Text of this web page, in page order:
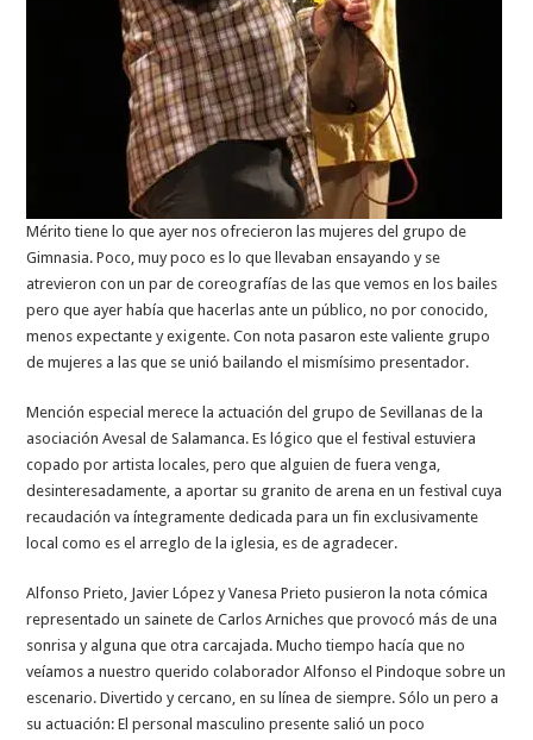
Mérito tiene lo que ayer nos ofrecieron las mujeres del grupo de
Gimnasia. Poco, muy poco es lo que llevaban ensayando y se
atrevieron con un par de coreografías de las que vemos en los bailes
pero que ayer había que hacerlas ante un público, no por conocido,
menos expectante y exigente. Con nota pasaron este valiente grupo
de mujeres a las que se unió bailando el mismísimo presentador.
Mención especial merece la actuación del grupo de Sevillanas de la
asociación Avesal de Salamanca. Es lógico que el festival estuviera
copado por artista locales, pero que alguien de fuera venga,
desinteresadamente, a aportar su granito de arena en un festival cuya
recaudación va íntegramente dedicada para un fin exclusivamente
local como es el arreglo de la iglesia, es de agradecer.
Alfonso Prieto, Javier López y Vanesa Prieto pusieron la nota cómica
representado un sainete de Carlos Arniches que provocó más de una
sonrisa y alguna que otra carcajada. Mucho tiempo hacía que no
veíamos a nuestro querido colaborador Alfonso el Pindoque sobre un
escenario. Divertido y cercano, en su línea de siempre. Sólo un pero a
su actuación: El personal masculino presente salió un poco